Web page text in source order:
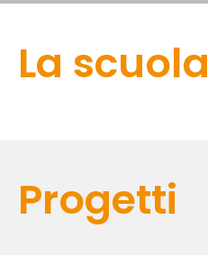
La scuola
Progetti